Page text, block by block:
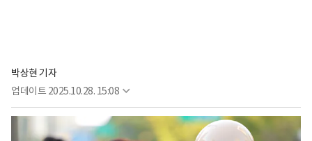
박상현 기자
업데이트 2025.10.28. 15:08